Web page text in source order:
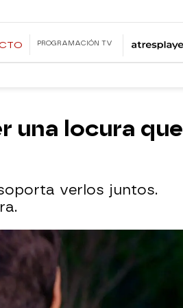
PROGRAMACIÓN TV
una locura que
verlos juntos.